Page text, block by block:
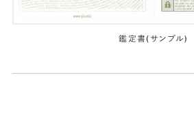
鑑定書(サンプル)